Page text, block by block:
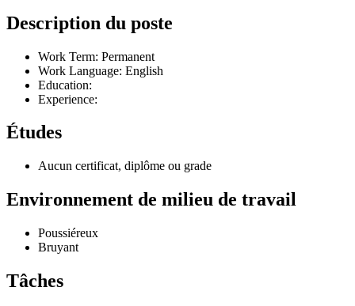
Description du poste
Work Term: Permanent
Work Language: English
Education:
Experience:
Études
Aucun certificat, diplôme ou grade
Environnement de milieu de travail
Poussiéreux
Bruyant
Tâches